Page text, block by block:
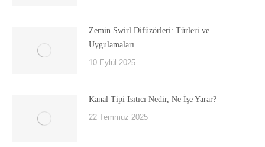
Zemin Swirl Difüzörleri: Türleri ve
Uygulamaları
10 Eylül 2025
Kanal Tipi Isıtıcı Nedir, Ne İşe Yarar?
22 Temmuz 2025